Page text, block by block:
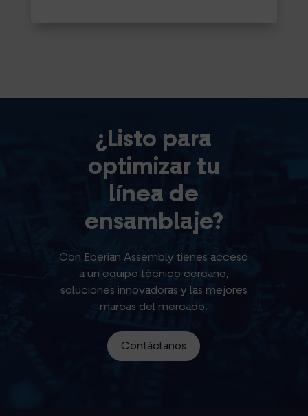
¿Listo para
optimizar tu
línea de
ensamblaje?
Con Eberian Assembly tienes acceso
a un equipo técnico cercano,
soluciones innovadoras y las mejores
marcas del mercado.
Contáctanos